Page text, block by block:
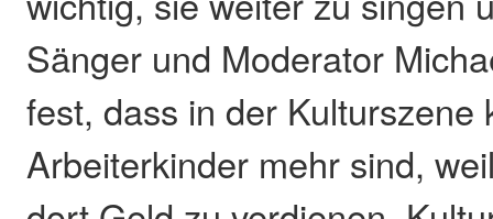
Sänger und Moderator
fest, dass in der Kulturszene
Arbeiterkinder mehr sind,